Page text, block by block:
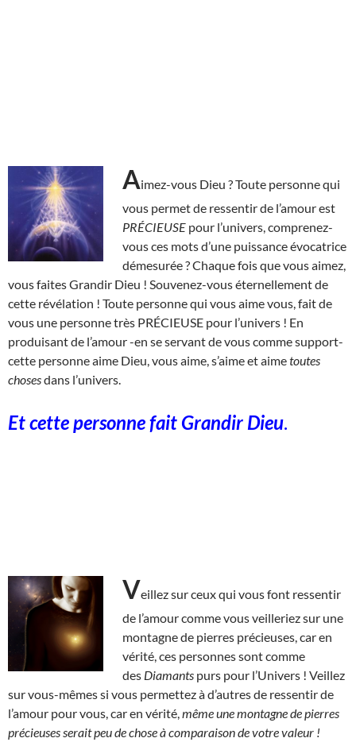
Aimez-vous Dieu ? Toute personne qui
vous permet de ressentir de l’amour est
PRÉCIEUSE pour l’univers, comprenez-
vous ces mots d’une puissance évocatrice
démesurée ? Chaque fois que vous aimez,
vous faites Grandir Dieu ! Souvenez-vous éternellement de
cette révélation ! Toute personne qui vous aime vous, fait de
vous une personne très PRÉCIEUSE pour l’univers ! En
produisant de l’amour -en se servant de vous comme support-
cette personne aime Dieu, vous aime, s’aime et aimetoutes
chosesdans l’univers.
Et cette personne fait Grandir Dieu.
Veillez sur ceux qui vous font ressentir
de l’amour comme vous veilleriez sur une
montagne de pierres précieuses, car en
vérité, ces personnes sont comme
des Diamants purs pour l’Univers ! Veillez
sur vous-mêmes si vous permettez à d’autres de ressentir de
l’amour pour vous, car en vérité, même une montagne de pierres
précieuses serait peu de chose à comparaison de votre valeur !